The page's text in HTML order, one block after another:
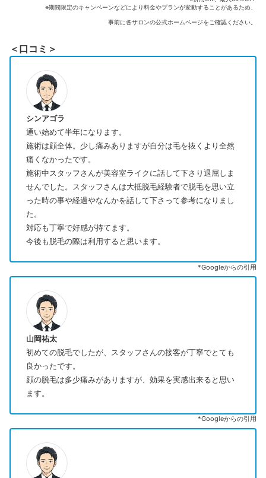
※期間限定のキャンペーンなどにより料金やプランが変動することがあるため、
事前に各サロンの公式ホームページをご確認ください。
＜口コミ＞
シンアゴラ
通い始めて半年になります。
施術は顔全体。少し痛みありますが自分は毛を抜くより全然
痛くなかったです。
施術中スタッフさんが美容室ライクに話して下さり退屈しま
せんでした。スタッフさんは大抵脱毛経験者で脱毛を思い立
った時の事や経過やなんかを話して下さって参考になりまし
た。
対応も丁寧で好感が持てます。
今後も脱毛の際は利用すると思います。
*Googleからの引用
山岡祐太
初めての脱毛でしたが、スタッフさんの接客が丁寧でとても
良かったです。
顔の脱毛は多少痛みがありますが、効果を実感出来ると思い
ます。
*Googleからの引用